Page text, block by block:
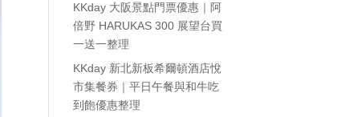
KKday 大阪景點門票優惠｜阿
倍野 HARUKAS 300 展望台買
一送一整理
KKday 新北新板希爾頓酒店悅
市集餐券｜平日午餐與和牛吃
到飽優惠整理